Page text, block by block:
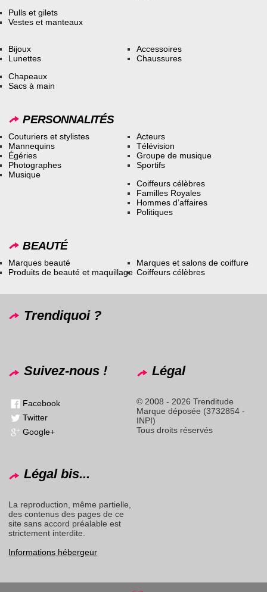
Pulls et gilets
Vestes et manteaux
Bijoux
Lunettes
Accessoires
Chaussures
Chapeaux
Sacs à main
PERSONNALITÉS
Couturiers et stylistes
Mannequins
Égéries
Photographes
Musique
Acteurs
Télévision
Groupe de musique
Sportifs
Coiffeurs célèbres
Familles Royales
Hommes d’affaires
Politiques
BEAUTÉ
Marques beauté
Produits de beauté et maquillage
Marques et salons de coiffure
Coiffeurs célèbres
Trendiquoi ?
Suivez-nous !
Facebook
Twitter
Google+
Légal
© 2008 - 2026 Trenditude
Marque déposée (3732854 -
INPI)
Tous droits réservés
Légal bis...
La reproduction, même partielle,
des contenus des pages de ce
site sans accord préalable est
strictement interdite.
Informations hébergeur